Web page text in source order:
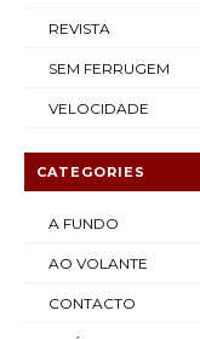
REVISTA
SEM FERRUGEM
VELOCIDADE
CATEGORIES
A FUNDO
AO VOLANTE
CONTACTO